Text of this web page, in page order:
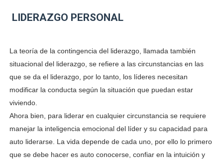
LIDERAZGO PERSONAL
La teoría de la contingencia del liderazgo, llamada también
situacional del liderazgo, se refiere a las circunstancias en las
que se da el liderazgo, por lo tanto, los líderes necesitan
modificar la conducta según la situación que puedan estar
viviendo.
Ahora bien, para liderar en cualquier circunstancia se requiere
manejar la inteligencia emocional del líder y su capacidad para
auto liderarse. La vida depende de cada uno, por ello lo primero
que se debe hacer es auto conocerse, confiar en la intuición y